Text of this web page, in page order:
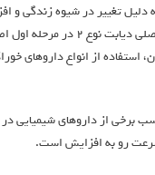
دلیل تغییر در شیوه زندگی و
نوجوانان و جوانان، مواردی از دیابت نوع ٢ در
از انواع داروهای
از داروهای شیمیایی در
سرعت رو به افزایش است.